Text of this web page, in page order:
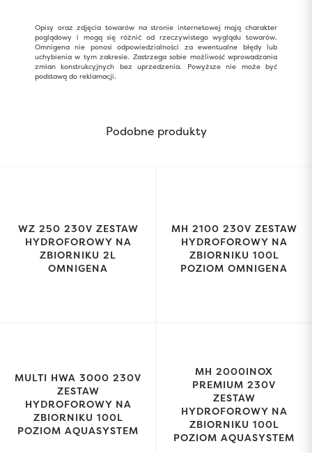
Opisy oraz zdjęcia towarów na stronie internetowej mają charakter
poglądowy i mogą się różnić od rzeczywistego wyglądu towarów.
Omnigena nie ponosi odpowiedzialności za ewentualne błędy lub
uchybienia w tym zakresie. Zastrzega sobie możliwość wprowadzania
zmian konstrukcyjnych bez uprzedzenia. Powyższe nie może być
podstawą do reklamacji.
Podobne produkty
WZ 250 230V ZESTAW
HYDROFOROWY NA
ZBIORNIKU 2L
OMNIGENA
MH 2100 230V ZESTAW
HYDROFOROWY NA
ZBIORNIKU 100L
POZIOM OMNIGENA
MULTI HWA 3000 230V
ZESTAW
HYDROFOROWY NA
ZBIORNIKU 100L
POZIOM AQUASYSTEM
MH 2000INOX
PREMIUM 230V
ZESTAW
HYDROFOROWY NA
ZBIORNIKU 100L
POZIOM AQUASYSTEM